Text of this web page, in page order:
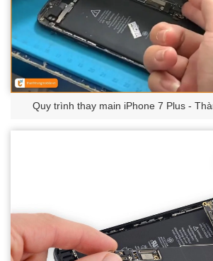
Quy trình thay main iPhone 7 Plus -